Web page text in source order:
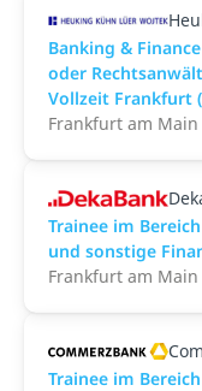
Banking &
oder
Vollzeit Frankfurt
Frankfurt am Main
Trainee im
und sonstige
Frankfurt am Main
Trainee im